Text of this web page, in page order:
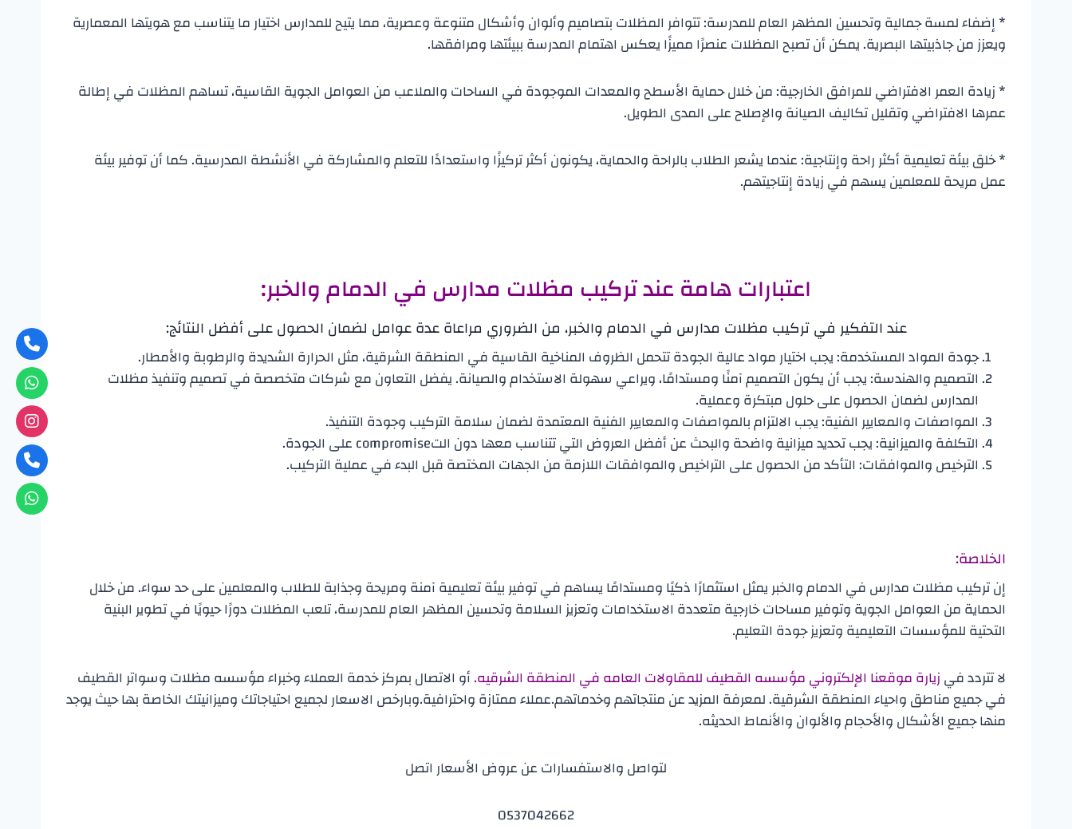
* إضفاء لمسة جمالية وتحسين المظهر العام للمدرسة: تتوافر المظلات بتصاميم وألوان وأشكال متنوعة وعصرية، مما يتيح للمدارس اختيار ما يتناسب مع هويتها المعمارية
ويعزز من جاذبيتها البصرية. يمكن أن تصبح المظلات عنصرًا مميزًا يعكس اهتمام المدرسة ببيئتها ومرافقها.
* زيادة العمر الافتراضي للمرافق الخارجية: من خلال حماية الأسطح والمعدات الموجودة في الساحات والملاعب من العوامل الجوية القاسية، تساهم المظلات في إطالة
عمرها الافتراضي وتقليل تكاليف الصيانة والإصلاح على المدى الطويل.
* خلق بيئة تعليمية أكثر راحة وإنتاجية: عندما يشعر الطلاب بالراحة والحماية، يكونون أكثر تركيزًا واستعدادًا للتعلم والمشاركة في الأنشطة المدرسية. كما أن توفير بيئة
عمل مريحة للمعلمين يسهم في زيادة إنتاجيتهم.
اعتبارات هامة عند تركيب مظلات مدارس في الدمام والخبر:
عند التفكير في تركيب مظلات مدارس في الدمام والخبر، من الضروري مراعاة عدة عوامل لضمان الحصول على أفضل النتائج:
جودة المواد المستخدمة: يجب اختيار مواد عالية الجودة تتحمل الظروف المناخية القاسية في المنطقة الشرقية، مثل الحرارة الشديدة والرطوبة والأمطار.
التصميم والهندسة: يجب أن يكون التصميم آمنًا ومستدامًا، ويراعي سهولة الاستخدام والصيانة. يفضل التعاون مع شركات متخصصة في تصميم وتنفيذ مظلات
المدارس لضمان الحصول على حلول مبتكرة وعملية.
المواصفات والمعايير الفنية: يجب الالتزام بالمواصفات والمعايير الفنية المعتمدة لضمان سلامة التركيب وجودة التنفيذ.
التكلفة والميزانية: يجب تحديد ميزانية واضحة والبحث عن أفضل العروض التي تتناسب معها دون التcompromise على الجودة.
الترخيص والموافقات: التأكد من الحصول على التراخيص والموافقات اللازمة من الجهات المختصة قبل البدء في عملية التركيب.
الخلاصة:
إن تركيب مظلات مدارس في الدمام والخبر يمثل استثمارًا ذكيًا ومستدامًا يساهم في توفير بيئة تعليمية آمنة ومريحة وجذابة للطلاب والمعلمين على حد سواء. من خلال
الحماية من العوامل الجوية وتوفير مساحات خارجية متعددة الاستخدامات وتعزيز السلامة وتحسين المظهر العام للمدرسة، تلعب المظلات دورًا حيويًا في تطوير البنية
التحتية للمؤسسات التعليمية وتعزيز جودة التعليم.
لا تتردد فيزيارة موقعنا الإلكتروني مؤسسه القطيف للمقاولات العامه في المنطقة الشرقيه.أو الاتصال بمركز خدمة العملاء وخبراء مؤسسه مظلات وسواتر القطيف
في جميع مناطق واحياء المنطقة الشرقية. لمعرفة المزيد عن منتجاتهم وخدماتهم.عملاء ممتازة واحترافية.وبارخص الاسعار لجميع احتياجاتك وميزانيتك الخاصة بها حيث يوجد
منها جميع الأشكال والأحجام والألوان والأنماط الحديثه.
لتواصل والاستفسارات عن عروض الأسعار اتصل
0537042662